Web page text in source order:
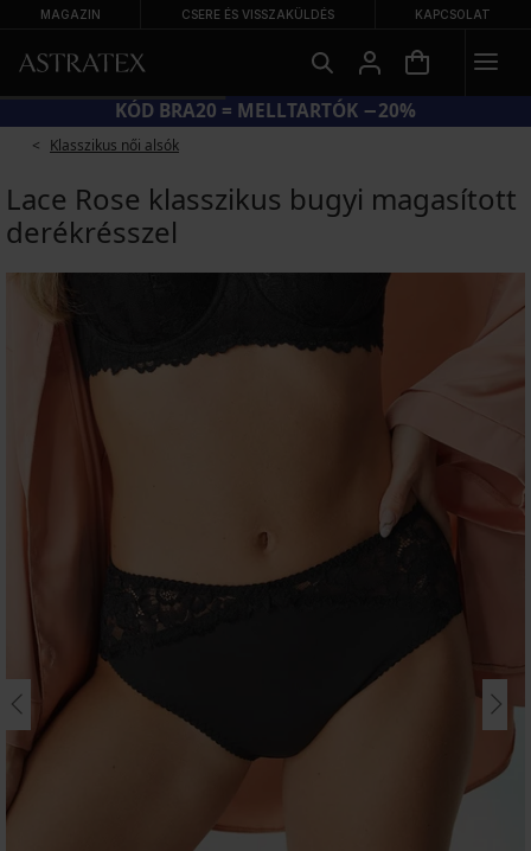
MAGAZIN CSERE ÉS VISSZAKÜLDÉS KAPCSOLAT
KÓD BRA20 = MELLTARTÓK −20%
Klasszikus női alsók
Lace Rose klasszikus bugyi magasított
derékrésszel